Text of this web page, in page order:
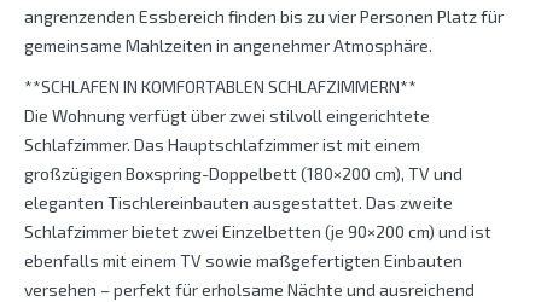
angrenzenden Essbereich finden bis zu vier Personen Platz für
gemeinsame Mahlzeiten in angenehmer Atmosphäre.
**SCHLAFEN IN KOMFORTABLEN SCHLAFZIMMERN**
Die Wohnung verfügt über zwei stilvoll eingerichtete
Schlafzimmer. Das Hauptschlafzimmer ist mit einem
großzügigen Boxspring-Doppelbett (180×200 cm), TV und
eleganten Tischlereinbauten ausgestattet. Das zweite
Schlafzimmer bietet zwei Einzelbetten (je 90×200 cm) und ist
ebenfalls mit einem TV sowie maßgefertigten Einbauten
versehen – perfekt für erholsame Nächte und ausreichend